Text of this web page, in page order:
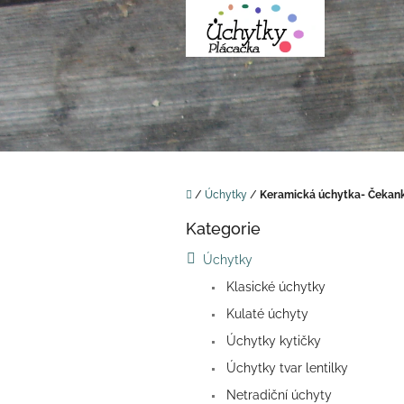
Přejít
na
obsah
Domů
/ Úchytky / Keramická úchytka-
Přeskočit
Kategorie
Úchytky
Klasické úchytky
Kulaté úchyty
Úchytky kytičky
Úchytky tvar lentilky
Netradiční úchyty